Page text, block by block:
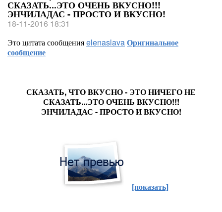
СКАЗАТЬ...ЭТО ОЧЕНЬ ВКУСНО!!!
ЭНЧИЛАДАС - ПРОСТО И ВКУСНО!
18-11-2016 18:31
Это цитата сообщенияelenaslavaОригинальное
сообщение
СКАЗАТЬ, ЧТО ВКУСНО - ЭТО НИЧЕГО НЕ
СКАЗАТЬ...ЭТО ОЧЕНЬ ВКУСНО!!!
ЭНЧИЛАДАС - ПРОСТО И ВКУСНО!
[показать]